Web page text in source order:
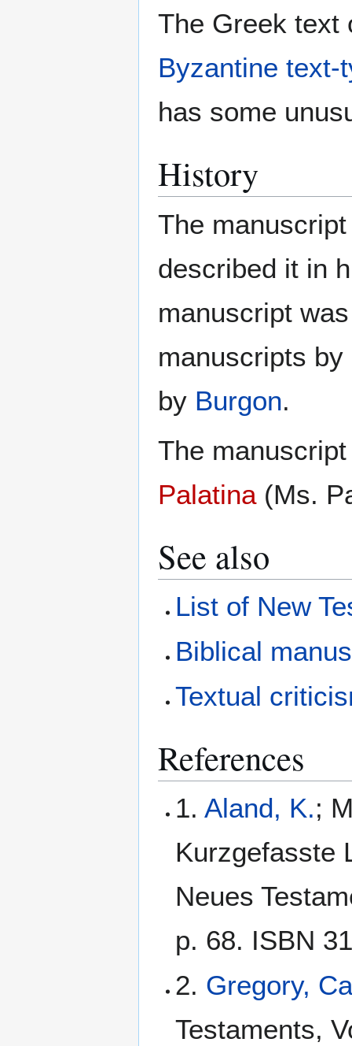
The Greek text
Byzantine text-
has some
History
The
described it in
manuscript
manuscripts by
by Burgon.
The
Palatina(Ms.
See also
List of New
Biblical
Textual
References
1. Aland, K.;
Kurzgefasste
Neues
p. 68. ISBN
2. Gregory,
Testaments,